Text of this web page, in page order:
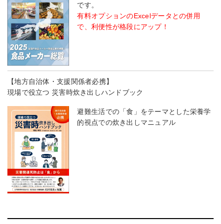
です。
有料オプションのExcelデータとの併用
で、利便性が格段にアップ！
【地方自治体・支援関係者必携】
現場で役立つ 災害時炊き出しハンドブック
避難生活での「食」をテーマとした栄養学
的視点での炊き出しマニュアル